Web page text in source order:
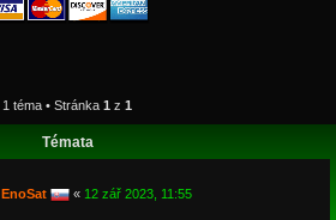
1 téma • Stránka 1 z 1
Témata
EnoSat « 12 zář 2023, 11:55